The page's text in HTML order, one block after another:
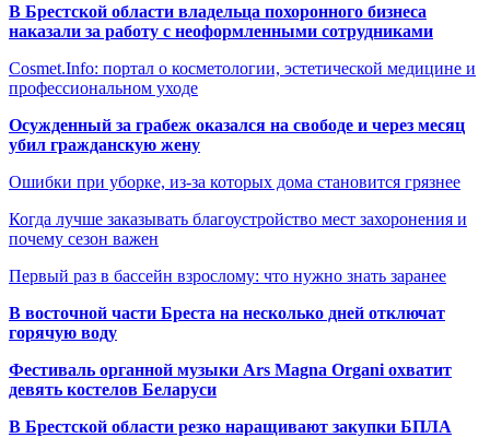
В Брестской области владельца похоронного бизнеса
наказали за работу с неоформленными сотрудниками
Cosmet.Info: портал о косметологии, эстетической медицине и
профессиональном уходе
Осужденный за грабеж оказался на свободе и через месяц
убил гражданскую жену
Ошибки при уборке, из-за которых дома становится грязнее
Когда лучше заказывать благоустройство мест захоронения и
почему сезон важен
Первый раз в бассейн взрослому: что нужно знать заранее
В восточной части Бреста на несколько дней отключат
горячую воду
Фестиваль органной музыки Ars Magna Organi охватит
девять костелов Беларуси
В Брестской области резко наращивают закупки БПЛА